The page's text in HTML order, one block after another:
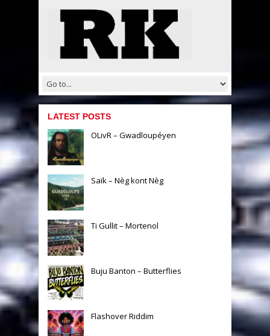
LATEST POSTS
OLivR – Gwadloupéyen
Saïk – Nèg kont Nèg
Ti Gullit – Mortenol
Buju Banton – Butterflies
Flashover Riddim